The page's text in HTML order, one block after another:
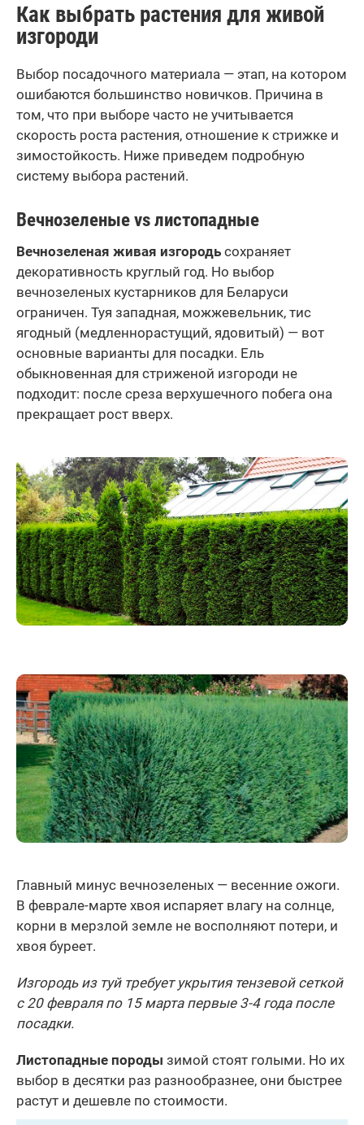
Как выбрать растения для живой
изгороди
Выбор посадочного материала — этап, на котором
ошибаются большинство новичков. Причина в
том, что при выборе часто не учитывается
скорость роста растения, отношение к стрижке и
зимостойкость. Ниже приведем подробную
систему выбора растений.
Вечнозеленые vs листопадные
Вечнозеленая живая изгородь сохраняет
декоративность круглый год. Но выбор
вечнозеленых кустарников для Беларуси
ограничен. Туя западная, можжевельник, тис
ягодный (медленнорастущий, ядовитый) — вот
основные варианты для посадки. Ель
обыкновенная для стриженой изгороди не
подходит: после среза верхушечного побега она
прекращает рост вверх.
Главный минус вечнозеленых — весенние ожоги.
В феврале-марте хвоя испаряет влагу на солнце,
корни в мерзлой земле не восполняют потери, и
хвоя буреет.
Изгородь из туй требует укрытия тензевой сеткой
с 20 февраля по 15 марта первые 3-4 года после
посадки.
Листопадные породы зимой стоят голыми. Но их
выбор в десятки раз разнообразнее, они быстрее
растут и дешевле по стоимости.